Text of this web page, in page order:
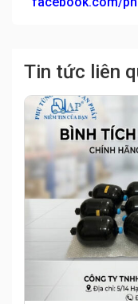
Tin tức liên